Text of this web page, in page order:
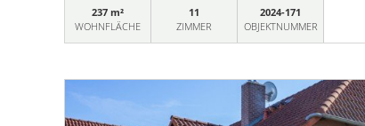
237 m²
WOHNFLÄCHE
11
ZIMMER
2024-171
OBJEKTNUMMER